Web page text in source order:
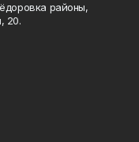
районы,
20.